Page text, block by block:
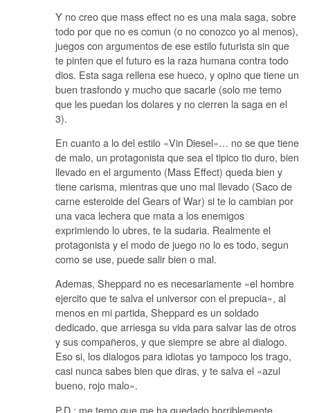
Y no creo que mass effect no es una mala saga, sobre
todo por que no es comun (o no conozco yo al menos),
juegos con argumentos de ese estilo futurista sin que
te pinten que el futuro es la raza humana contra todo
dios. Esta saga rellena ese hueco, y opino que tiene un
buen trasfondo y mucho que sacarle (solo me temo
que les puedan los dolares y no cierren la saga en el
3).
En cuanto a lo del estilo «Vin Diesel»… no se que tiene
de malo, un protagonista que sea el tipico tio duro, bien
llevado en el argumento (Mass Effect) queda bien y
tiene carisma, mientras que uno mal llevado (Saco de
carne esteroide del Gears of War) si te lo cambian por
una vaca lechera que mata a los enemigos
exprimiendo lo ubres, te la sudaria. Realmente el
protagonista y el modo de juego no lo es todo, segun
como se use, puede salir bien o mal.
Ademas, Sheppard no es necesariamente «el hombre
ejercito que te salva el universor con el prepucia», al
menos en mi partida, Sheppard es un soldado
dedicado, que arriesga su vida para salvar las de otros
y sus compañeros, y que siempre se abre al dialogo.
Eso si, los dialogos para idiotas yo tampoco los trago,
casi nunca sabes bien que diras, y te salva el «azul
bueno, rojo malo».
P.D.: me temo que me ha quedado horriblemente